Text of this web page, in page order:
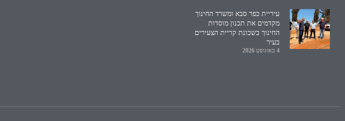
עיריית כפר סבא ומשרד החינוך
מקדמים את תכנון מוסדות
החינוך בשכונת קריית הצעירים
בעיר
4 באוגוסט 2026